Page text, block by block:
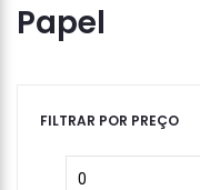
Papel
FILTRAR POR PREÇO
Preço